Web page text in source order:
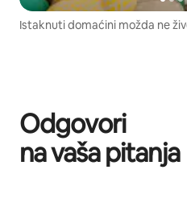
Istaknuti domaćini možda ne
Odgovori
na vaša pitanja